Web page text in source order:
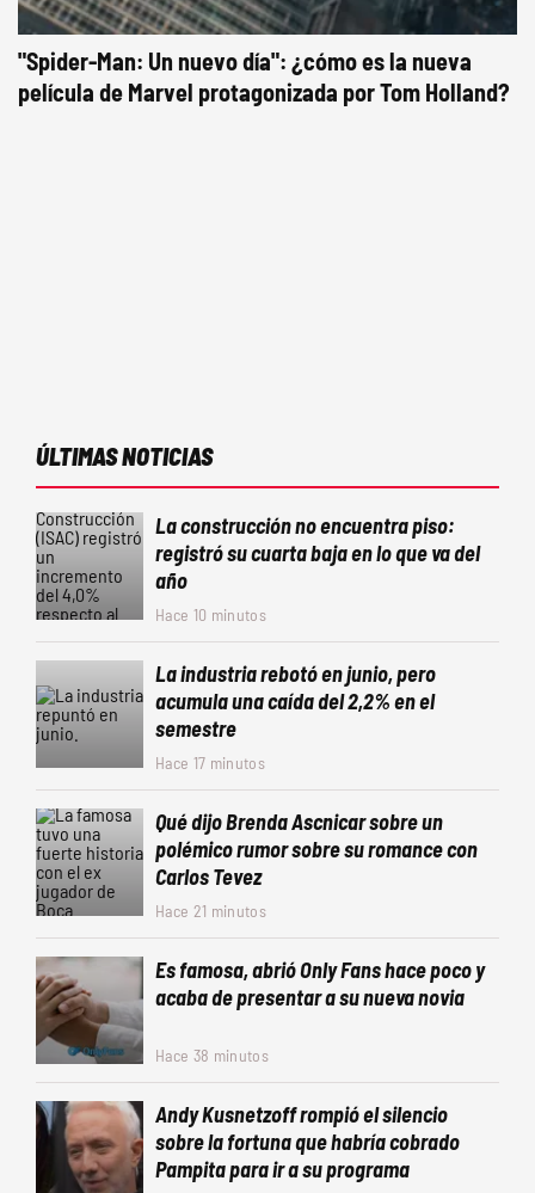
"Spider-Man: Un nuevo día": ¿cómo es la nueva
película de Marvel protagonizada por Tom Holland?
ÚLTIMAS NOTICIAS
La construcción no encuentra piso:
registró su cuarta baja en lo que va del
año
Hace 10 minutos
La industria rebotó en junio, pero
acumula una caída del 2,2% en el
semestre
Hace 17 minutos
Qué dijo Brenda Ascnicar sobre un
polémico rumor sobre su romance con
Carlos Tevez
Hace 21 minutos
Es famosa, abrió Only Fans hace poco y
acaba de presentar a su nueva novia
Hace 38 minutos
Andy Kusnetzoff rompió el silencio
sobre la fortuna que habría cobrado
Pampita para ir a su programa